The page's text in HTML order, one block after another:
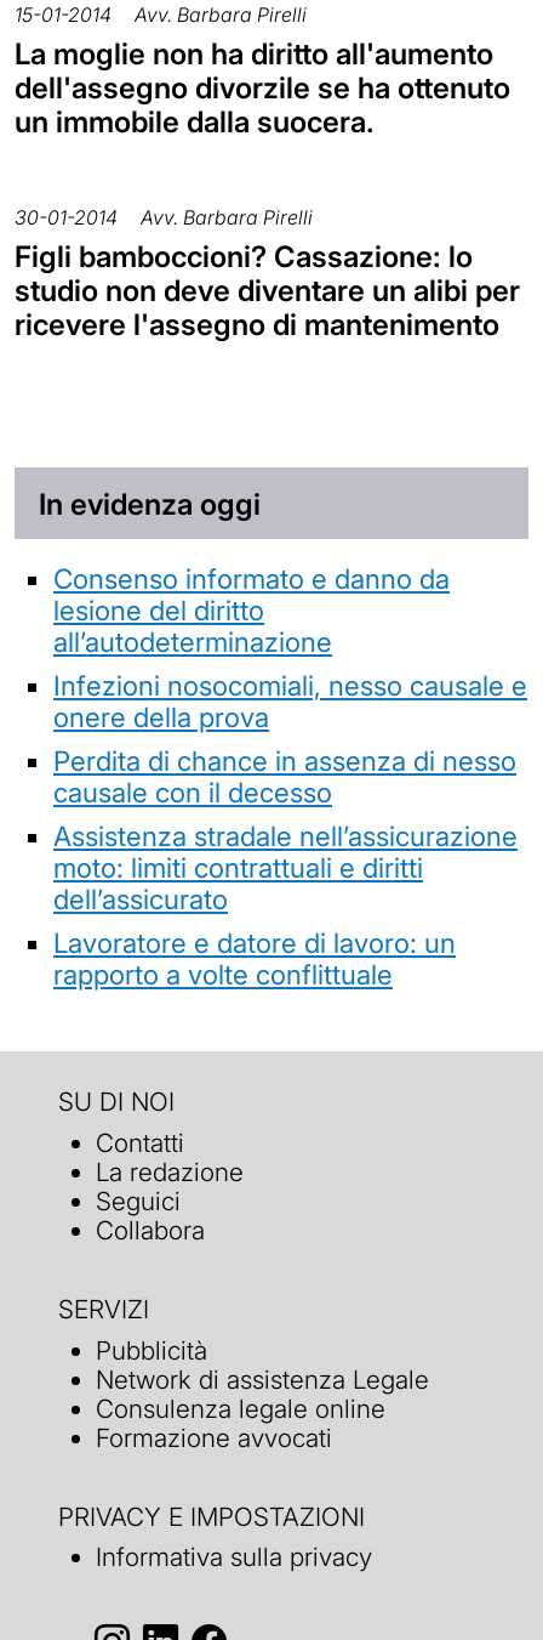
15-01-2014 Avv. Barbara Pirelli
La moglie non ha diritto all'aumento
dell'assegno divorzile se ha ottenuto
un immobile dalla suocera.
30-01-2014 Avv. Barbara Pirelli
Figli bamboccioni? Cassazione: lo
studio non deve diventare un alibi per
ricevere l'assegno di mantenimento
In evidenza oggi
Consenso informato e danno da
lesione del diritto
all’autodeterminazione
Infezioni nosocomiali, nesso causale e
onere della prova
Perdita di chance in assenza di nesso
causale con il decesso
Assistenza stradale nell’assicurazione
moto: limiti contrattuali e diritti
dell’assicurato
Lavoratore e datore di lavoro: un
rapporto a volte conflittuale
SU DI NOI
Contatti
La redazione
Seguici
Collabora
SERVIZI
Pubblicità
Network di assistenza Legale
Consulenza legale online
Formazione avvocati
PRIVACY E IMPOSTAZIONI
Informativa sulla privacy